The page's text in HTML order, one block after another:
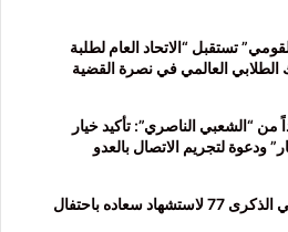
تستقبل “الاتحاد العام لطلبة
العالمي في نصرة القضية
“الشعبي الناصري”: تأكيد خيار
ودعوة لتجريم الاتصال بالعدو
منفذية عكار في القومي تحيي الذكرى 77 لاستشهاد سعاده باحتفال